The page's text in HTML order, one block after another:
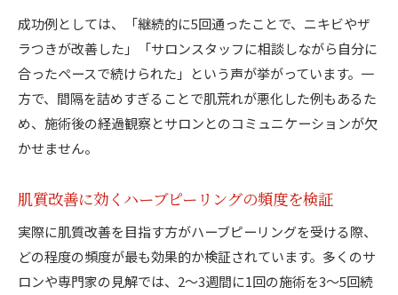
成功例としては、「継続的に5回通ったことで、ニキビやザ
ラつきが改善した」「サロンスタッフに相談しながら自分に
合ったペースで続けられた」という声が挙がっています。一
方で、間隔を詰めすぎることで肌荒れが悪化した例もあるた
め、施術後の経過観察とサロンとのコミュニケーションが欠
かせません。
肌質改善に効くハーブピーリングの頻度を検証
実際に肌質改善を目指す方がハーブピーリングを受ける際、
どの程度の頻度が最も効果的か検証されています。多くのサ
ロンや専門家の見解では、2〜3週間に1回の施術を3〜5回続